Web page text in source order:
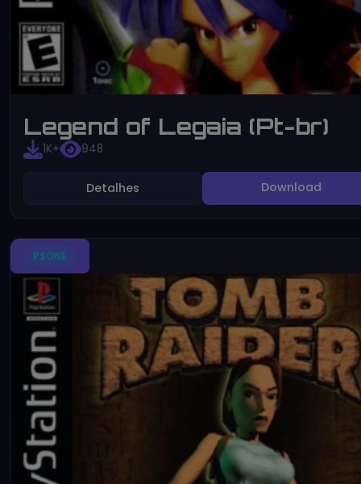
Legend of Legaia (Pt-br)
1K+ 948
Detalhes Download
PSONE